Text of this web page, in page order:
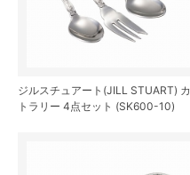
ジルスチュアート(JILL STUART) カ
トラリー 4点セット (SK600-10)